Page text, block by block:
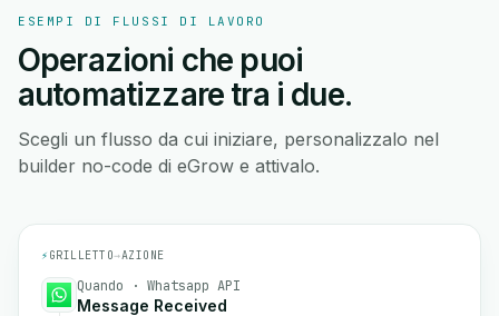
ESEMPI DI FLUSSI DI LAVORO
Operazioni che puoi
automatizzare tra i due.
Scegli un flusso da cui iniziare, personalizzalo nel
builder no-code di eGrow e attivalo.
⚡ GRILLETTO→AZIONE
Quando · Whatsapp API
Message Received